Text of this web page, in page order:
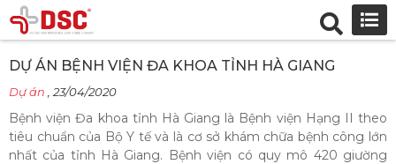
DỰ ÁN BỆNH VIỆN ĐA KHOA TỈNH HÀ GIANG
Dự án 23/04/2020
Bệnh viện Đa khoa tỉnh Hà Giang là Bệnh viện Hạng II theo
tiêu chuẩn của Bộ Y tế và là cơ sở khám chữa bệnh công lớn
nhất của tỉnh Hà Giang. Bệnh viện có quy mô 420 giường